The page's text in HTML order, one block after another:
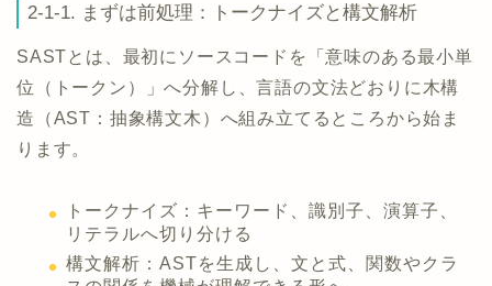
2-1-1. まずは前処理：トークナイズと構文解析
SASTとは、最初にソースコードを「意味のある最小単
位（トークン）」へ分解し、言語の文法どおりに木構
造（AST：抽象構文木）へ組み立てるところから始ま
ります。
トークナイズ：キーワード、識別子、演算子、
リテラルへ切り分ける
構文解析：ASTを生成し、文と式、関数やクラ